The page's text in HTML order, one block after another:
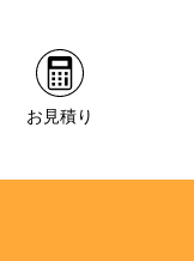
お見積り